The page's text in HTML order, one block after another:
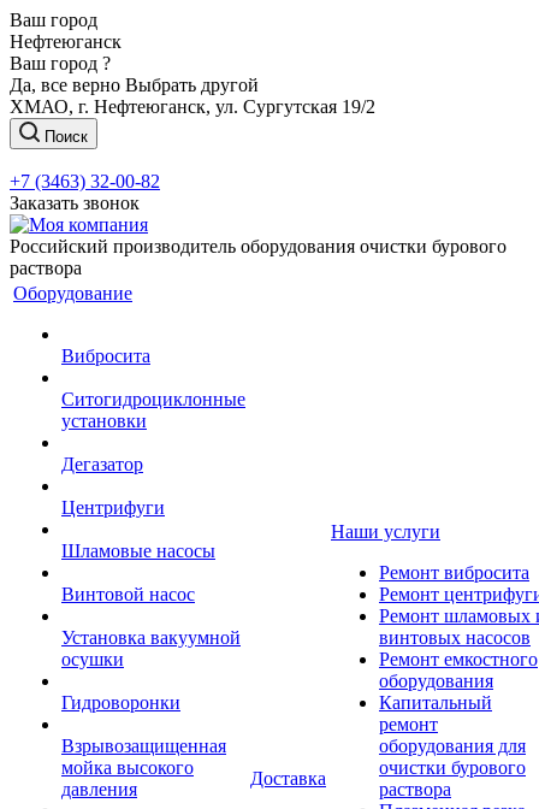
Ваш город
Нефтеюганск
Ваш город ?
Да, все верно Выбрать другой
ХМАО, г. Нефтеюганск, ул. Сургутская 19/2
Поиск
+7 (3463) 32-00-82
Заказать звонок
Российский производитель оборудования очистки бурового
раствора
Оборудование
Вибросита
Ситогидроциклонные
установки
Дегазатор
Центрифуги
Шламовые насосы
Винтовой насос
Установка вакуумной
осушки
Гидроворонки
Взрывозащищенная
мойка высокого
давления
Доставка
Наши услуги
Ремонт вибросита
Ремонт
Ремонт шламовых
винтовых насосов
Ремонт емкостного
оборудования
Капитальный
ремонт
оборудования для
очистки бурового
раствора